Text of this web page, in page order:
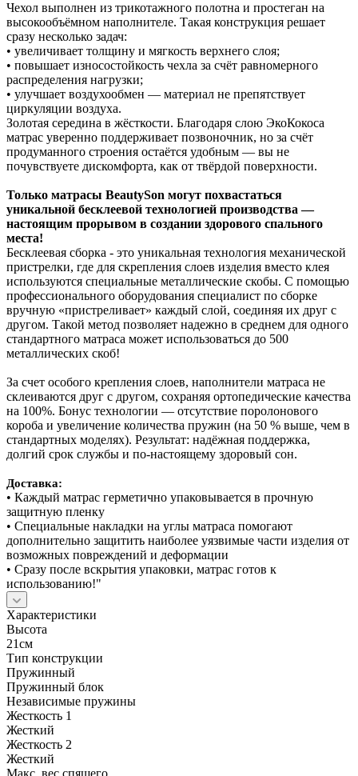
Чехол выполнен из трикотажного полотна и простеган на
высокообъёмном наполнителе. Такая конструкция решает
сразу несколько задач:
• увеличивает толщину и мягкость верхнего слоя;
• повышает износостойкость чехла за счёт равномерного
распределения нагрузки;
• улучшает воздухообмен — материал не препятствует
циркуляции воздуха.
Золотая середина в жёсткости. Благодаря слою ЭкоКокоса
матрас уверенно поддерживает позвоночник, но за счёт
продуманного строения остаётся удобным — вы не
почувствуете дискомфорта, как от твёрдой поверхности.
Только матрасы BeautySon могут похвастаться
уникальной бесклеевой технологией производства —
настоящим прорывом в создании здорового спального
места!
Бесклеевая сборка - это уникальная технология механической
пристрелки, где для скрепления слоев изделия вместо клея
используются специальные металлические скобы. С помощью
профессионального оборудования специалист по сборке
вручную «пристреливает» каждый слой, соединяя их друг с
другом. Такой метод позволяет надежно в среднем для одного
стандартного матраса может использоваться до 500
металлических скоб!
За счет особого крепления слоев, наполнители матраса не
склеиваются друг с другом, сохраняя ортопедические качества
на 100%. Бонус технологии — отсутствие поролонового
короба и увеличение количества пружин (на 50 % выше, чем в
стандартных моделях). Результат: надёжная поддержка,
долгий срок службы и по‑настоящему здоровый сон.
Доставка:
• Каждый матрас герметично упаковывается в прочную
защитную пленку
• Специальные накладки на углы матраса помогают
дополнительно защитить наиболее уязвимые части изделия от
возможных повреждений и деформации
• Сразу после вскрытия упаковки, матрас готов к
использованию!"
Характеристики
Высота
21см
Тип конструкции
Пружинный
Пружинный блок
Независимые пружины
Жесткость 1
Жесткий
Жесткость 2
Жесткий